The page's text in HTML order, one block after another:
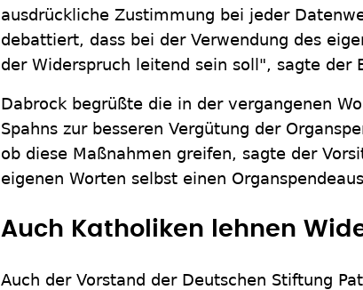
ausdrückliche Zustimmung bei jeder
debattiert, dass bei der Verwendung des
der Widerspruch leitend sein soll", sagte der
Dabrock begrüßte die in der vergangenen
Spahns zur besseren Vergütung der
ob diese Maßnahmen greifen, sagte der
eigenen Worten selbst einen
Auch Katholiken lehnen
Auch der Vorstand der Deutschen Stiftung